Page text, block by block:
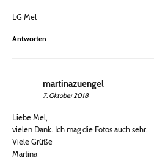
LG Mel
Antworten
martinazuengel
7. Oktober 2018
Liebe Mel,
vielen Dank. Ich mag die Fotos auch sehr.
Viele Grüße
Martina